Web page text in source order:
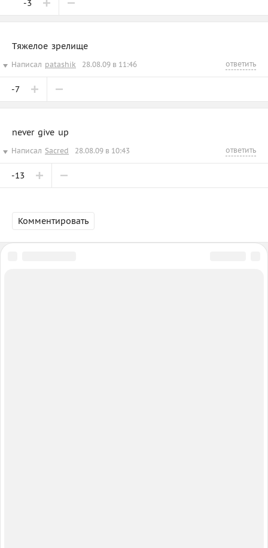
-3
Тяжелое зрелище
Написал patashik 28.08.09 в 11:46 ответить
-7
never give up
Написал Sacred 28.08.09 в 10:43 ответить
-13
Комментировать